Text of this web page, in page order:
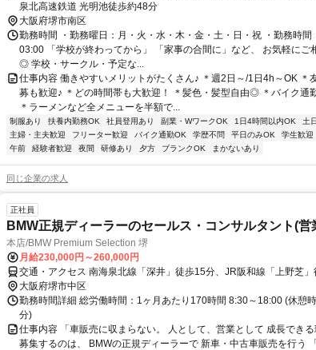
泉北高速鉄道 光明池徒歩約48分
大阪府堺市南区
勤務時間 ・勤務曜日：月・火・水・木・金・土・日・祝 ・勤務時間
03:00 「学校が終わってから」 「家事の合間に」など、 お気軽にご
◎ 学校・サークル・予定な...
仕事内容 働きやすいメリットがたくさん♪ ＊週2日～/1日4h～OK ＊
募も歓迎♪ ＊どの時間帯も大歓迎！ ＊髪色・髪型自由◎ ＊バイク通
＊ラーメンなど全メニューを半額で...
制服あり 扶養内勤務OK 社員登用あり 副業・WワークOK 1日4時間以内OK
土
主婦・主夫歓迎
フリーター歓迎 バイク通勤OK 学歴不問 平日のみOK 学生歓迎
午前
経験者歓迎 夜間 研修あり 夕方 ブランクOK まかないあり
同じ企業の求人
正社員
BMW正規ディーラーのセールス・コンサルタント(営
本店/BMW Premium Selection 堺
月給230,000円～260,000円
交通・アクセス 南海泉北線「深井」徒歩15分、JR阪和線「上野芝
大阪府堺市中区
勤務時間詳細 総労働時間：1ヶ月あたり170時間 8:30～18:00 (休憩
分)
仕事内容 「車販売に収まらない。 人として、営業として 成長できる
募集するのは、 BMWの正規ディーラーで 新車・中古車販売を行う